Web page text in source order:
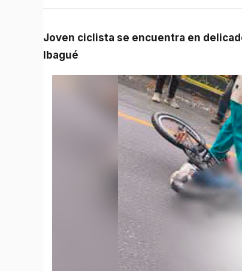
Joven ciclista se encuentra en delicado estado de salud tras ser arrollado en la variante de
Ibagué